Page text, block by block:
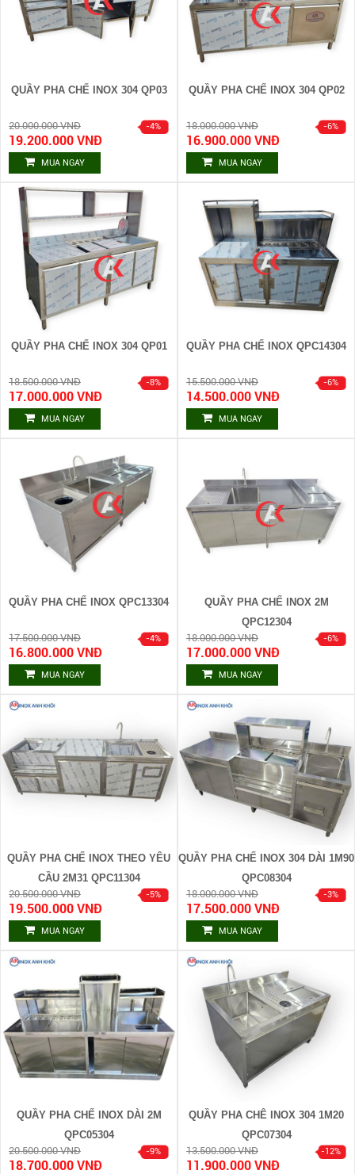
QUẦY PHA CHẾ INOX 304 QP03
20.000.000 VNĐ
19.200.000 VNĐ
MUA NGAY
QUẦY PHA CHẾ INOX 304 QP02
18.000.000 VNĐ
16.900.000 VNĐ
MUA NGAY
QUẦY PHA CHẾ INOX 304 QP01
18.500.000 VNĐ
17.000.000 VNĐ
MUA NGAY
QUẦY PHA CHẾ INOX QPC14304
15.500.000 VNĐ
14.500.000 VNĐ
MUA NGAY
QUẦY PHA CHẾ INOX QPC13304
17.500.000 VNĐ
16.800.000 VNĐ
MUA NGAY
QUẦY PHA CHẾ INOX 2M
QPC12304
18.000.000 VNĐ
17.000.000 VNĐ
MUA NGAY
QUẦY PHA CHẾ INOX THEO YÊU
CẦU 2M31 QPC11304
20.500.000 VNĐ
19.500.000 VNĐ
MUA NGAY
QUẦY PHA CHẾ INOX 304 DÀI 1M90
QPC08304
18.000.000 VNĐ
17.500.000 VNĐ
MUA NGAY
QUẦY PHA CHẾ INOX DÀI 2M
QPC05304
20.500.000 VNĐ
18.700.000 VNĐ
QUẦY PHA CHÊ INOX 304 1M20
QPC07304
13.500.000 VNĐ
11.900.000 VNĐ